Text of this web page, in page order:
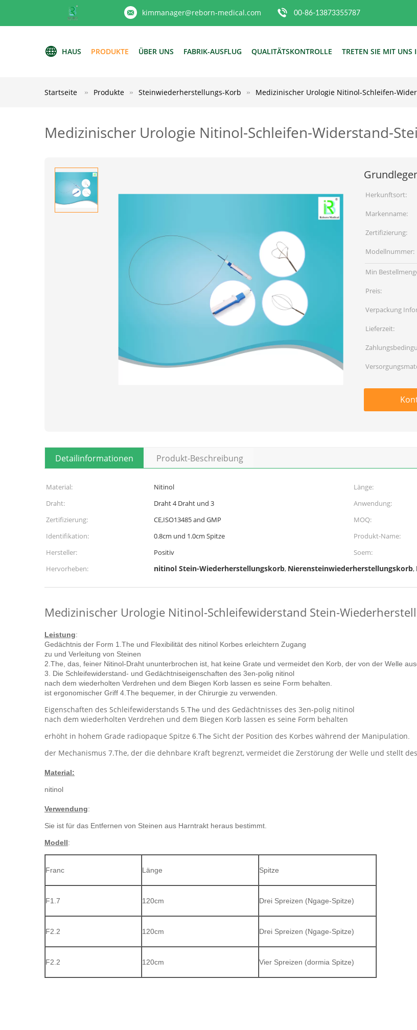
kimmanager@reborn-medical.com 00-86-13873355787
HAUS PRODUKTE ÜBER UNS FABRIK-AUSFLUG QUALITÄTSKONTROLLE TRETEN SIE MIT UNS
Startseite Produkte Steinwiederherstellungs-Korb Medizinischer Urologie Nitinol-Schleifen-
Medizinischer Urologie Nitinol-Schleifen-Widerstand-
Herkunftsort:
Markenname:
Zertifizierung:
Modellnummer:
Min
Preis:
Verpackung
Lieferzeit:
Detailinformationen Produkt-Beschreibung
Material: Nitinol Länge:
Draht:
Draht 4 Draht und 3 Anwendung:
Zertifizierung:
CE,ISO13485 and GMP MOQ:
Identifikation:
0.8cm und 1.0cm Spitze Produkt-Name:
Hersteller:
Positiv Soem:
Hervorheben:
nitinol Stein-Wiederherstellungskorb, Nierensteinwiederherstellungskorb,
Medizinischer Urologie Nitinol-Schleifewiderstand Stein-
Leistung:
Gedächtnis der Form 1.The und Flexibilität des nitinol Korbes erleichtern Zugang
zu und Verleitung von Steinen
2.The, das, feiner Nitinol-Draht ununterbrochen ist, hat keine Grate und vermeidet den Korb, der von der Welle
3. Die Schleifewiderstand- und Gedächtniseigenschaften des 3en-polig nitinol
nach dem wiederholten Verdrehen und dem Biegen Korb lassen es seine Form behalten.
ist ergonomischer Griff 4.The bequemer, in der Chirurgie zu verwenden.
Eigenschaften des Schleifewiderstands 5.The und des Gedächtnisses des 3en-polig nitinol
nach dem wiederholten Verdrehen und dem Biegen Korb lassen es seine Form behalten
erhöht in hohem Grade radiopaque Spitze 6.The Sicht der Position des Korbes während der Manipulation
der Mechanismus 7.The, der die dehnbare Kraft begrenzt, vermeidet die Zerstörung der Welle und stellt
Material:
nitinol
Verwendung:
Sie ist für das Entfernen von Steinen aus Harntrakt heraus bestimmt.
Modell:
Franc Länge Spitze
F1.7 120cm Drei Spreizen (Ngage-Spitze)
F2.2 120cm Drei Spreizen (Ngage-Spitze)
F2.2 120cm Vier Spreizen (dormia Spitze)